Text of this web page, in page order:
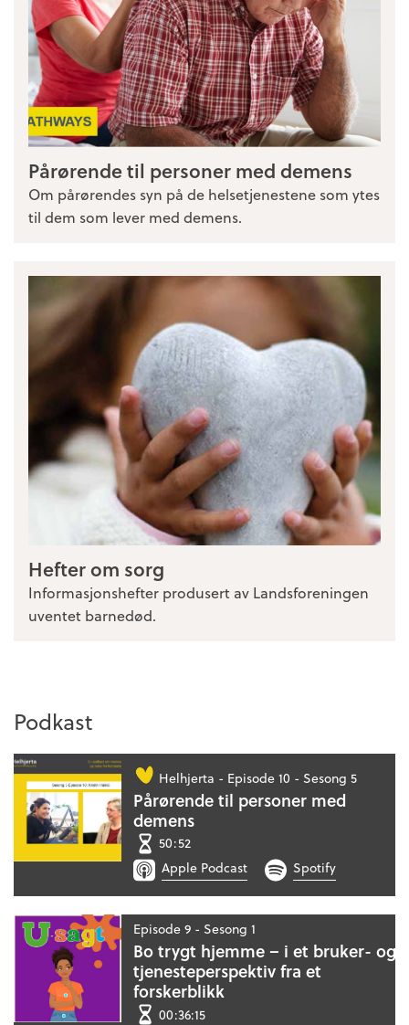
Pårørende til personer med demens
Om pårørendes syn på de helsetjenestene som ytes
til dem som lever med demens.
Hefter om sorg
Informasjonshefter produsert av Landsforeningen
uventet barnedød.
Podkast
Helhjerta - Episode 10 - Sesong 5
Pårørende til personer med
demens
50:52
Apple Podcast
Spotify
Episode 9 - Sesong 1
Bo trygt hjemme – i et bruker- og
tjenesteperspektiv fra et
forskerblikk
00:36:15